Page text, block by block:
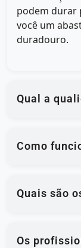
podem durar
você um
duradouro.
Qual a
Como
Quais são
Os